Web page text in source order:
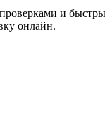
и
онлайн.